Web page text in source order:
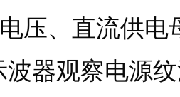
压、直流供
波器观察电源